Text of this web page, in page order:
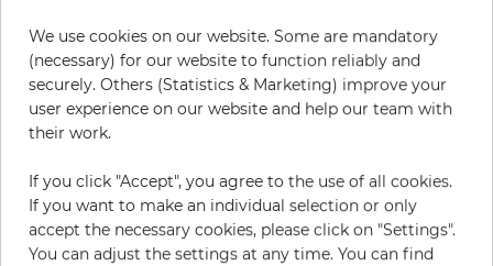
Раппорт вертикальный: 64 см
Цвет: Голубой
Цвет узора: Кремовый
78,50 € за рулон
19% НДС включительно + Доставка
Цена за м² - 14,74 €
We use cookies on our website. Some are mandatory
(necessary) for our website to function reliably and
securely. Others (Statistics & Marketing) improve your
user experience on our website and help our team with
their work.
If you click "Accept", you agree to the use of all cookies.
If you want to make an individual selection or only
accept the necessary cookies, please click on "Settings".
You can adjust the settings at any time. You can find